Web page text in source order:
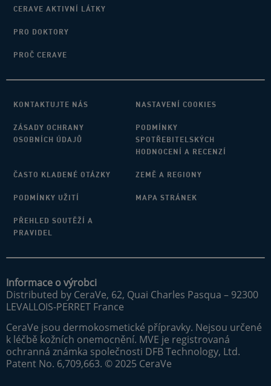
CERAVE AKTIVNÍ LÁTKY
PRO DOKTORY
PROČ CERAVE
KONTAKTUJTE NÁS NASTAVENÍ COOKIES
ZÁSADY OCHRANY
OSOBNÍCH ÚDAJŮ
PODMÍNKY
SPOTŘEBITELSKÝCH
HODNOCENÍ A RECENZÍ
ČASTO KLADENÉ OTÁZKY ZEMĚ A REGIONY
PODMÍNKY UŽITÍ MAPA STRÁNEK
PŘEHLED SOUTĚŽÍ A
PRAVIDEL
Informace o výrobci
Distributed by CeraVe, 62, Quai Charles Pasqua – 92300
LEVALLOIS-PERRET France
CeraVe jsou dermokosmetické přípravky. Nejsou určené
k léčbě kožních onemocnění. MVE je registrovaná
ochranná známka společnosti DFB Technology, Ltd.
Patent No. 6,709,663. © 2025 CeraVe